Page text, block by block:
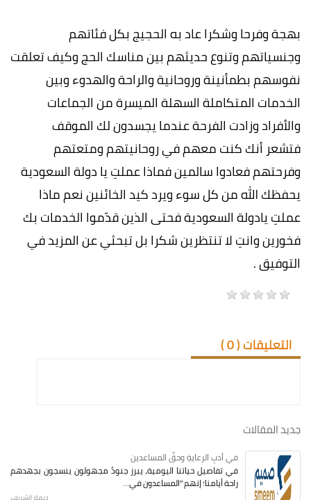
بهجة وفرحا وشكرا عاد به الحجيج بكل فئاتهم
وجنسياتهم وتنوع حديثهم بين مناسك الحج وكيف تعلقت
نفوسهم بطمأنينة وروحانية والراحة والهدوء وبين
الخدمات المتكاملة السهلة الميسرة من الجماعات
والأفراد وزادت الفرحة عندما يجسدون لك الموقف
فتشعر أنك كنت معهم في روحانيتهم ومتعتهم
وفرحتهم فعادوا سالمين فماذا عملتِ يا دولة السعودية
يحفظك الله من كل سوء ويرد كيد الخائنين نعم ماذا
عملتِ يادولة السعودية فحتى الذين قدّموا الخدمات بك
فخورين وانتِ لا تنتظرين شكرا بل تبحثي عن المزيد في
التوفيق .
التعليقات (0
)
جديد المقالات
في أدبِ الرعايةِ وحقِّ المساعدين
في تفاصيل حياتنا اليومية، يبرز جنودٌ مجهولون ينسجون بجهدهم
راحة أيامنا؛ إنهم "المساعدون في...